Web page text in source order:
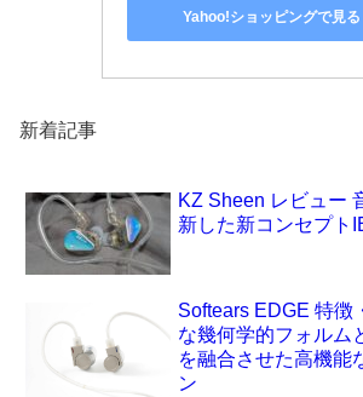
Yahoo!ショッピングで見る
新着記事
KZ Sheen レビュー
新した新コンセプト
Softears EDGE 特徴
な幾何学的フォルム
を融合させた高機能
ン